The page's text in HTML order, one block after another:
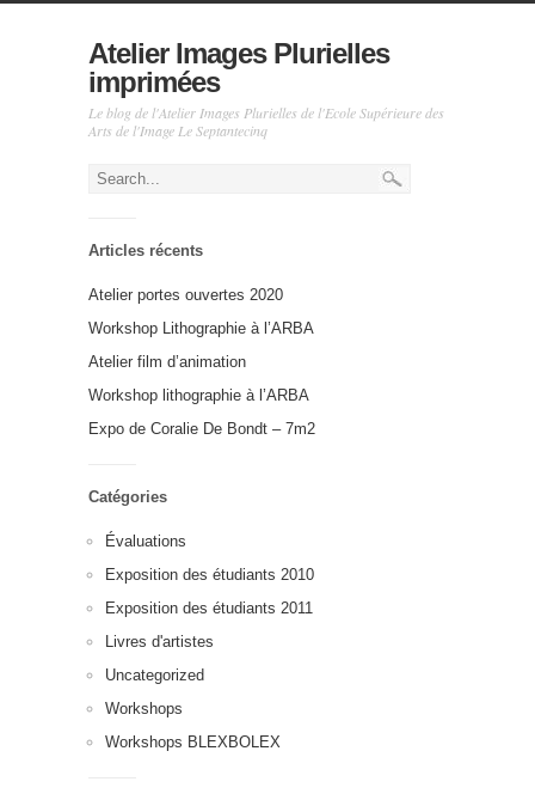
Atelier Images Plurielles
imprimées
Le blog de l'Atelier Images Plurielles de l'Ecole Supérieure des
Arts de l'Image Le Septantecinq
Articles récents
Atelier portes ouvertes 2020
Workshop Lithographie à l’ARBA
Atelier film d’animation
Workshop lithographie à l’ARBA
Expo de Coralie De Bondt – 7m2
Catégories
Évaluations
Exposition des étudiants 2010
Exposition des étudiants 2011
Livres d'artistes
Uncategorized
Workshops
Workshops BLEXBOLEX